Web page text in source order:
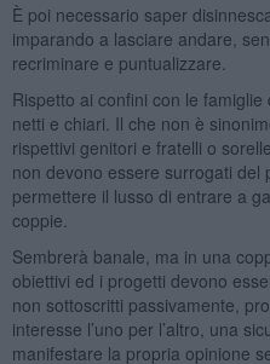
È poi necessario saper
imparando a lasciare andare,
recriminare e puntualizzare.
Rispetto ai confini con le
netti e chiari. Il che non è
rispettivi genitori e fratelli o
non devono essere surrogati del
permettere il lusso di entrare a
coppie.
Sembrerà banale, ma in una
obiettivi ed i progetti devono
non sottoscritti passivamente,
interesse l’uno per l’altro, una
manifestare la propria opinione